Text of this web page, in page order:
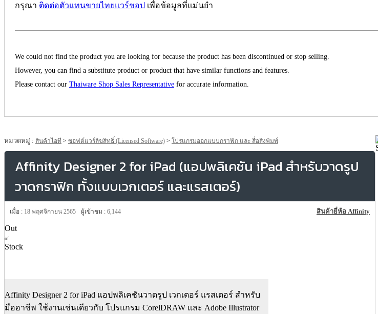
กรุณา ติดต่อตัวแทนขายไทยแวร์ชอป เพื่อข้อมูลที่แม่นยำ
We could not find the product you are looking for because the product has been discontinued or stop selling.
However, you can find a substitute product or product that have similar functions and features.
Please contact our Thaiware Shop Sales Representative for accurate information.
หมวดหมู่ : สินค้าไอที > ซอฟต์แวร์ลิขสิทธิ์ (Licensed Software) > โปรแกรมออกแบบกราฟิก และ สื่อสิ่งพิมพ์
Affinity Designer 2 for iPad (แอปพลิเคชัน iPad สำหรับวาดรูป
วาดกราฟิก ทั้งแบบเวกเตอร์ และแรสเตอร์)
เมื่อ : 18 พฤศจิกายน 2565 ผู้เข้าชม : 6,144 สินค้ายี่ห้อ Affinity
Out
of
Stock
Affinity Designer 2 for iPad แอปพลิเคชันวาดรูป เวกเตอร์ แรสเตอร์ สำหรับ
มืออาชีพ ใช้งานเช่นเดียวกับ โปรแกรม CorelDRAW และ Adobe Illustrator